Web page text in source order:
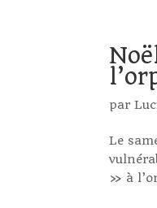
par
Le
» à